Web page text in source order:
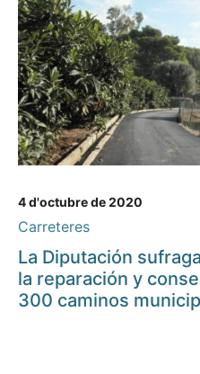
4 d'octubre de 2020
Carreteres
La Diputación
la reparación y
300 caminos